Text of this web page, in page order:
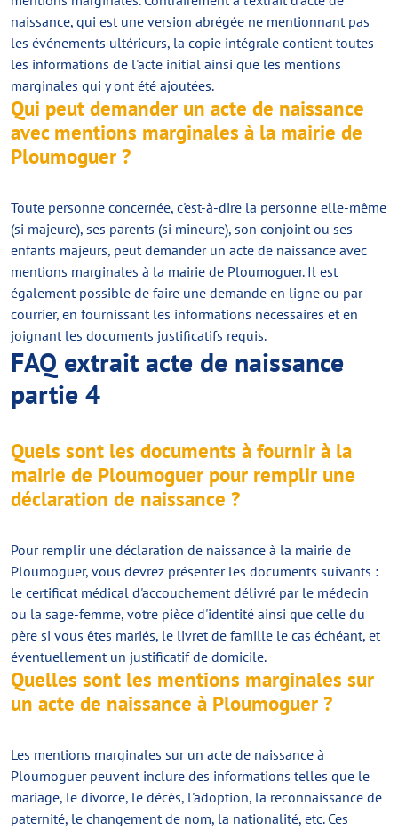
naissance, qui est une version abrégée ne mentionnant pas
les événements ultérieurs, la copie intégrale contient toutes
les informations de l'acte initial ainsi que les mentions
marginales qui y ont été ajoutées.
Qui peut demander un acte de naissance
avec mentions marginales à la mairie de
Ploumoguer ?
Toute personne concernée, c'est-à-dire la personne elle-même
(si majeure), ses parents (si mineure), son conjoint ou ses
enfants majeurs, peut demander un acte de naissance avec
mentions marginales à la mairie de Ploumoguer. Il est
également possible de faire une demande en ligne ou par
courrier, en fournissant les informations nécessaires et en
joignant les documents justificatifs requis.
FAQ extrait acte de naissance
partie 4
Quels sont les documents à fournir à la
mairie de Ploumoguer pour remplir une
déclaration de naissance ?
Pour remplir une déclaration de naissance à la mairie de
Ploumoguer, vous devrez présenter les documents suivants :
le certificat médical d'accouchement délivré par le médecin
ou la sage-femme, votre pièce d'identité ainsi que celle du
père si vous êtes mariés, le livret de famille le cas échéant, et
éventuellement un justificatif de domicile.
Quelles sont les mentions marginales sur
un acte de naissance à Ploumoguer ?
Les mentions marginales sur un acte de naissance à
Ploumoguer peuvent inclure des informations telles que le
mariage, le divorce, le décès, l'adoption, la reconnaissance de
paternité, le changement de nom, la nationalité, etc. Ces